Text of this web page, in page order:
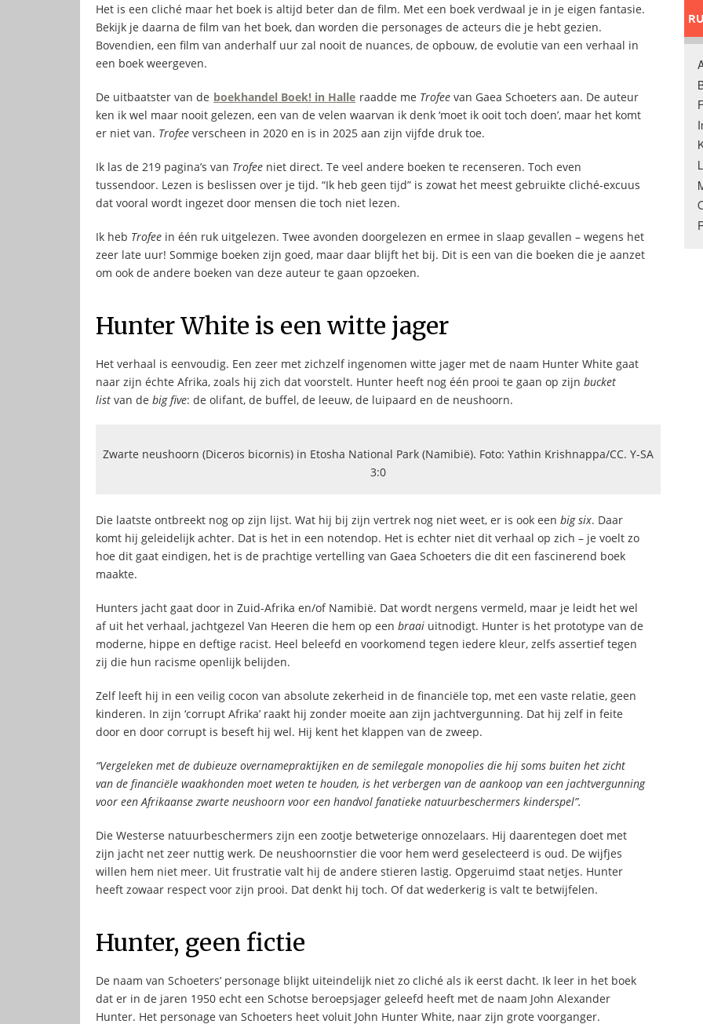
Het is een cliché maar het boek is altijd beter dan de film. Met een boek verdwaal je in je eigen fantasie.
Bekijk je daarna de film van het boek, dan worden die personages de acteurs die je hebt gezien.
Bovendien, een film van anderhalf uur zal nooit de nuances, de opbouw, de evolutie van een verhaal in
een boek weergeven.
De uitbaatster van de boekhandel Boek! in Halle raadde me Trofee van Gaea Schoeters aan. De auteur
ken ik wel maar nooit gelezen, een van de velen waarvan ik denk ‘moet ik ooit toch doen’, maar het komt
er niet van. Trofee verscheen in 2020 en is in 2025 aan zijn vijfde druk toe.
Ik las de 219 pagina’s van Trofee niet direct. Te veel andere boeken te recenseren. Toch even
tussendoor. Lezen is beslissen over je tijd. “Ik heb geen tijd” is zowat het meest gebruikte cliché-excuus
dat vooral wordt ingezet door mensen die toch niet lezen.
Ik heb Trofee in één ruk uitgelezen. Twee avonden doorgelezen en ermee in slaap gevallen – wegens het
zeer late uur! Sommige boeken zijn goed, maar daar blijft het bij. Dit is een van die boeken die je aanzet
om ook de andere boeken van deze auteur te gaan opzoeken.
Hunter White is een witte jager
Het verhaal is eenvoudig. Een zeer met zichzelf ingenomen witte jager met de naam Hunter White gaat
naar zijn échte Afrika, zoals hij zich dat voorstelt. Hunter heeft nog één prooi te gaan op zijn bucket
list van de big five: de olifant, de buffel, de leeuw, de luipaard en de neushoorn.
Zwarte neushoorn (Diceros bicornis) in Etosha National Park (Namibië). Foto: Yathin Krishnappa/CC. Y-SA
3:0
Die laatste ontbreekt nog op zijn lijst. Wat hij bij zijn vertrek nog niet weet, er is ook een big six. Daar
komt hij geleidelijk achter. Dat is het in een notendop. Het is echter niet dit verhaal op zich – je voelt zo
hoe dit gaat eindigen, het is de prachtige vertelling van Gaea Schoeters die dit een fascinerend boek
maakte.
Hunters jacht gaat door in Zuid-Afrika en/of Namibië. Dat wordt nergens vermeld, maar je leidt het wel
af uit het verhaal, jachtgezel Van Heeren die hem op een braai uitnodigt. Hunter is het prototype van de
moderne, hippe en deftige racist. Heel beleefd en voorkomend tegen iedere kleur, zelfs assertief tegen
zij die hun racisme openlijk belijden.
Zelf leeft hij in een veilig cocon van absolute zekerheid in de financiële top, met een vaste relatie, geen
kinderen. In zijn ‘corrupt Afrika’ raakt hij zonder moeite aan zijn jachtvergunning. Dat hij zelf in feite
door en door corrupt is beseft hij wel. Hij kent het klappen van de zweep.
“Vergeleken met de dubieuze overnamepraktijken en de semilegale monopolies die hij soms buiten het zicht
van de financiële waakhonden moet weten te houden, is het verbergen van de aankoop van een jachtvergunning
voor een Afrikaanse zwarte neushoorn voor een handvol fanatieke natuurbeschermers kinderspel”.
Die Westerse natuurbeschermers zijn een zootje betweterige onnozelaars. Hij daarentegen doet met
zijn jacht net zeer nuttig werk. De neushoornstier die voor hem werd geselecteerd is oud. De wijfjes
willen hem niet meer. Uit frustratie valt hij de andere stieren lastig. Opgeruimd staat netjes. Hunter
heeft zowaar respect voor zijn prooi. Dat denkt hij toch. Of dat wederkerig is valt te betwijfelen.
Hunter, geen fictie
De naam van Schoeters’ personage blijkt uiteindelijk niet zo cliché als ik eerst dacht. Ik leer in het boek
dat er in de jaren 1950 echt een Schotse beroepsjager geleefd heeft met de naam John Alexander
Hunter. Het personage van Schoeters heet voluit John Hunter White, naar zijn grote voorganger.